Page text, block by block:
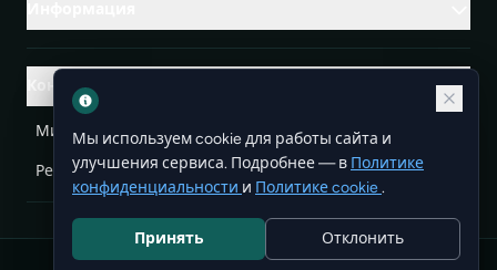
Контакты
Михаленко Руслан Леонидович, УНП ЕА3732804
Республика Беларусь info@doit.by
Мы используем cookie для работы сайта и
улучшения сервиса. Подробнее — в Политике
конфиденциальности и Политике cookie.
Принять Отклонить